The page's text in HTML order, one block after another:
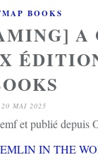
BOOKS
A
20 MAI 2025
et publié depuis